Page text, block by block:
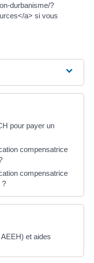
durbanisme/?
a> si vous
pour payer un
compensatrice
compensatrice
?
et aides